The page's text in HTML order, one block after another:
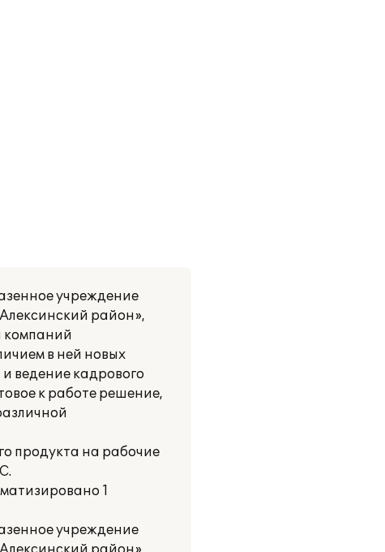
учреждение
район»,
компаний
в ней новых
ведение кадрового
к работе решение,
продукта на рабочие
1
учреждение